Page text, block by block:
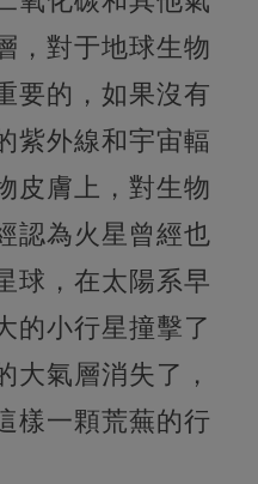
，對于地球生物
要的，如果沒有
紫外線和宇宙輻
皮膚上，對生物
認為火星曾經也
球，在太陽系早
的小行星撞擊了
大氣層消失了，
樣一顆荒蕪的行